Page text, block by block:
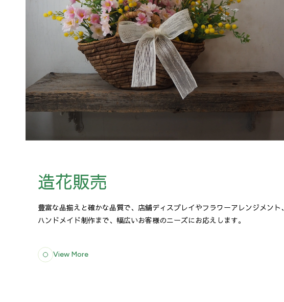
造花販売
豊富な品揃えと確かな品質で、店舗ディスプレイやフラワーアレンジメント、
ハンドメイド制作まで、幅広いお客様のニーズにお応えします。
View More